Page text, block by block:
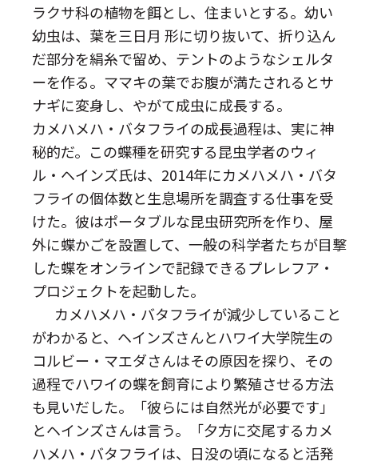
ラクサ科の植物を餌とし、住まいとする。幼い
幼虫は、葉を三日月 形に切り抜いて、折り込ん
だ部分を絹糸で留め、テントのようなシェルタ
ーを作る。ママキの葉でお腹が満たされるとサ
ナギに変身し、やがて成虫に成長する。
カメハメハ・バタフライの成長過程は、実に神
秘的だ。この蝶種を研究する昆虫学者のウィ
ル・ヘインズ氏は、2014年にカメハメハ・バタ
フライの個体数と生息場所を調査する仕事を受
けた。彼はポータブルな昆虫研究所を作り、屋
外に蝶かごを設置して、一般の科学者たちが目撃
した蝶をオンラインで記録できるプレレフア・
プロジェクトを起動した。
カメハメハ・バタフライが減少していること
がわかると、ヘインズさんとハワイ大学院生の
コルビー・マエダさんはその原因を探り、その
過程でハワイの蝶を飼育により繁殖させる方法
も見いだした。「彼らには自然光が必要です」
とヘインズさんは言う。「夕方に交尾するカメ
ハメハ・バタフライは、日没の頃になると活発